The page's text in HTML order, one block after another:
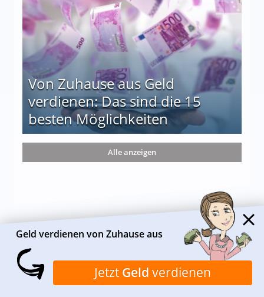
Von Zuhause aus Geld
verdienen: Das sind die 15
besten Möglichkeiten
die 15 besten Möglichkeiten
Alle anzeigen
Geld verdienen von Zuhause aus
Jetzt Geld verdienen